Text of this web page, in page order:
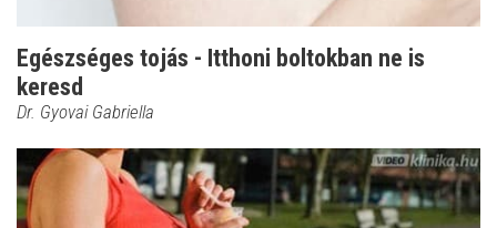
Egészséges tojás - Itthoni boltokban ne is
keresd
Dr. Gyovai Gabriella